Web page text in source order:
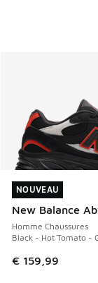
NOUVEAU
New Balance
Homme Chaussures
Black - Hot Tomato -
€ 159,99
NOUVEAU